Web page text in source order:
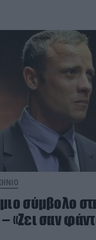
σύμβολο
«Ζει σαν